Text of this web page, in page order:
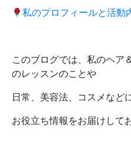
私のプロフィールと活動
このブログでは、私のヘア
のレッスンのことや
日常、美容法、コスメなど
お役立ち情報をお届けして